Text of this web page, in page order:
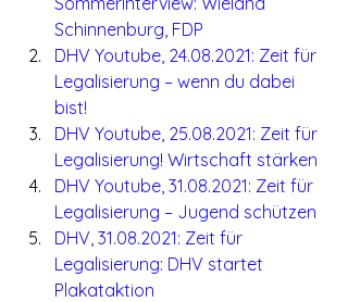
Schinnenburg, FDP
DHV Youtube, 24.08.2021: Zeit für
Legalisierung – wenn du dabei
bist!
DHV Youtube, 25.08.2021: Zeit für
Legalisierung! Wirtschaft stärken
DHV Youtube, 31.08.2021: Zeit für
Legalisierung – Jugend schützen
DHV, 31.08.2021: Zeit für
Legalisierung: DHV startet
Plakataktion